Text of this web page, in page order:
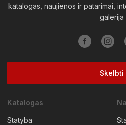
katalogas, naujienos ir patarimai,
galerija
Skelbti
Katalogas
Statyba